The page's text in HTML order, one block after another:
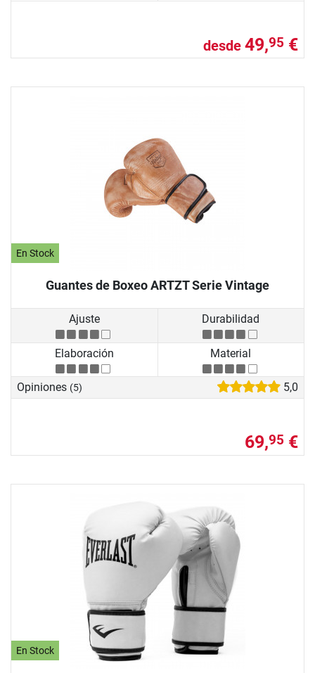
desde 49,95 €
En Stock
Guantes de Boxeo ARTZT Serie Vintage
Ajuste Durabilidad
Elaboración Material
Opiniones (5) 5,0
69,95 €
En Stock